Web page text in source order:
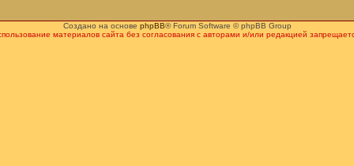
Создано на основе phpBB® Forum Software © phpBB Group
материалов сайта без согласования с авторами и/или редакцией